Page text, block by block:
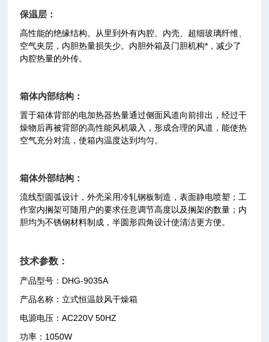
保温层：
高性能的绝缘结构。从里到外有内腔、内壳、超细玻璃纤维、
空气夹层，内胆热量损失少。内胆外箱及门胆机构*，减少了
内腔热量的外传。
箱体内部结构：
置于箱体背部的电加热器热量通过侧面风道向前排出，经过干
燥物后再被背部的高性能风机吸入，形成合理的风道，能使热
空气充分对流，使箱内温度达到均匀。
箱体外部结构：
流线型圆弧设计，外壳采用冷轧钢板制造，表面静电喷塑；工
作室内搁架可随用户的要求任意调节高度以及搁架的数量；内
胆均为不锈钢材料制成，半圆形四角设计使清洁更方便。
技术参数：
产品型号：DHG-9035A
产品名称：立式恒温鼓风干燥箱
电源电压：AC220V 50HZ
功率：1050W